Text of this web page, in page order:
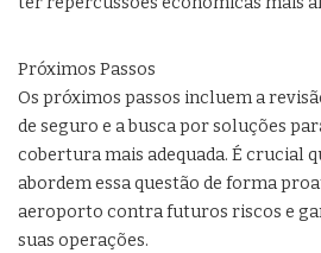
Próximos Passos
Os próximos passos incluem a
de seguro e a busca por soluções
cobertura mais adequada. É crucial
abordem essa questão de forma
aeroporto contra futuros riscos e
suas operações.